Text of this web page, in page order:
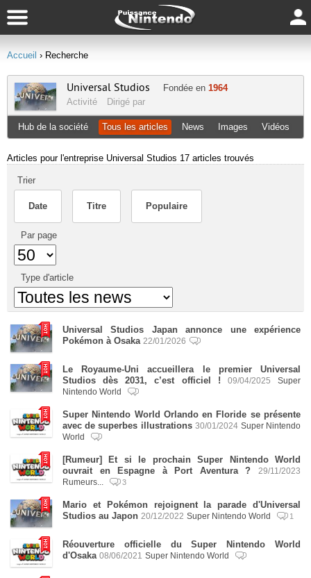
Accueil › Recherche
Universal Studios Fondée en 1964
Activité
Dirigé par
Hub de la société Tous les articles News Images Vidéos
Articles pour l'entreprise Universal Studios 17 articles trouvés
Trier
Date Titre Populaire
Par page
Type d'article
Universal Studios Japan annonce une expérience
Pokémon à Osaka 22/01/2026
Le Royaume-Uni accueillera le premier Universal
Studios dès 2031, c’est officiel !
09/04/2025
Super
Nintendo World
Super Nintendo World Orlando en Floride se présente
avec de superbes illustrations 30/01/2024 Super Nintendo
World
[Rumeur] Et si le prochain Super Nintendo World
ouvrait en Espagne à Port Aventura ?
29/11/2023
Rumeurs...
3
Mario et Pokémon rejoignent la parade d'Universal
Studios au Japon 20/12/2022 Super Nintendo World 1
Réouverture officielle du Super Nintendo World
d'Osaka 08/06/2021 Super Nintendo World